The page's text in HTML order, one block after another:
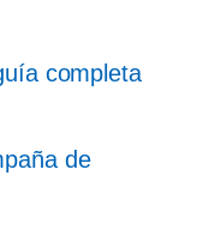
completa
de